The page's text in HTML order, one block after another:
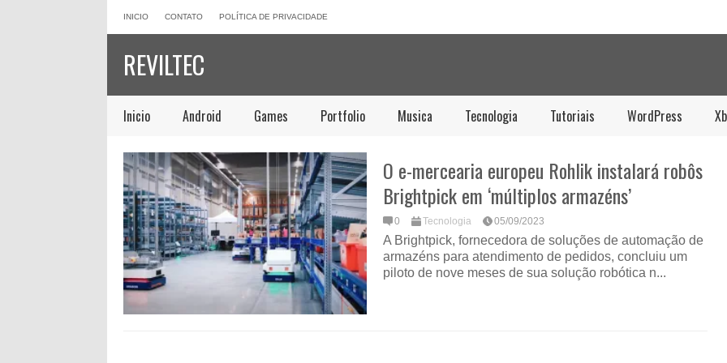
INICIO CONTATO POLÍTICA DE PRIVACIDADE
REVILTEC
Inicio Android Games Portfolio Musica Tecnologia Tutoriais WordPress
O e-mercearia europeu Rohlik instalará robôs
Brightpick em ‘múltiplos armazéns’
0 Tecnologia 05/09/2023
A Brightpick, fornecedora de soluções de automação de
armazéns para atendimento de pedidos, concluiu um
piloto de nove meses de sua solução robótica n...